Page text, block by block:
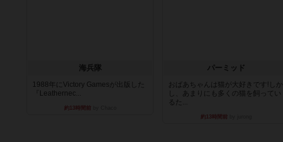
海兵隊
1988年にVictory Gamesが出版した
『Leathernec...
約13時間前
パーミッド
おばあちゃんは猫が大好きです!しか
し、あまりにも多くの猫を飼ってい
るた...
約13時間前